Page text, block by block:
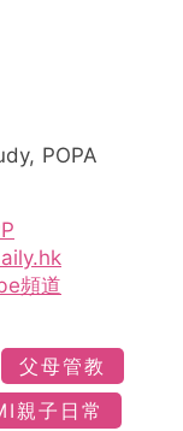
POPA
頻道
父母管教
親子日常